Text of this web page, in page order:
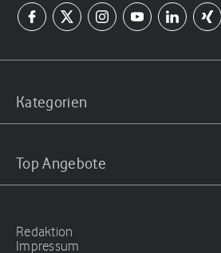
Kategorien
Top Angebote
Redaktion
Impressum